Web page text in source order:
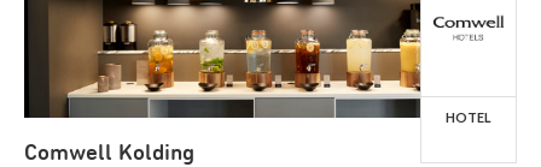
Comwell Kolding
HOTEL